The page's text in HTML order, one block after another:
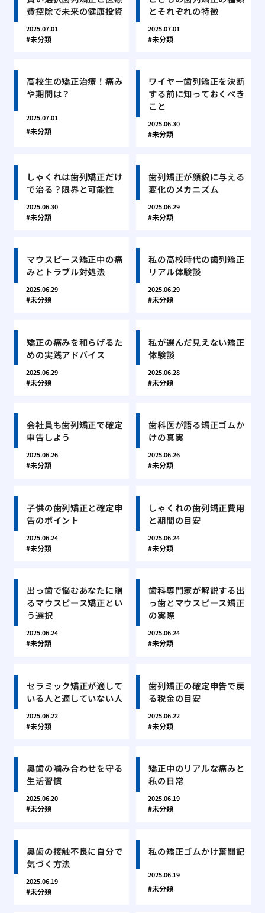
費控除で未来の健康投資
2025.07.01
未分類
とそれぞれの特徴
2025.07.01
未分類
高校生の矯正治療！痛み
や期間は？
2025.07.01
未分類
ワイヤー歯列矯正を決断
する前に知っておくべき
こと
2025.06.30
未分類
しゃくれは歯列矯正だけ
で治る？限界と可能性
2025.06.30
未分類
歯列矯正が顔貌に与える
変化のメカニズム
2025.06.29
未分類
マウスピース矯正中の痛
みとトラブル対処法
2025.06.29
未分類
私の高校時代の歯列矯正
リアル体験談
2025.06.29
未分類
矯正の痛みを和らげるた
めの実践アドバイス
2025.06.29
未分類
私が選んだ見えない矯正
体験談
2025.06.28
未分類
会社員も歯列矯正で確定
申告しよう
2025.06.26
未分類
歯科医が語る矯正ゴムか
けの真実
2025.06.26
未分類
子供の歯列矯正と確定申
告のポイント
2025.06.24
未分類
しゃくれの歯列矯正費用
と期間の目安
2025.06.24
未分類
出っ歯で悩むあなたに贈
るマウスピース矯正とい
う選択
2025.06.24
未分類
歯科専門家が解説する出
っ歯とマウスピース矯正
の実際
2025.06.24
未分類
セラミック矯正が適して
いる人と適していない人
2025.06.22
未分類
歯列矯正の確定申告で戻
る税金の目安
2025.06.22
未分類
奥歯の噛み合わせを守る
生活習慣
2025.06.20
未分類
矯正中のリアルな痛みと
私の日常
2025.06.19
未分類
奥歯の接触不良に自分で
気づく方法
2025.06.19
未分類
私の矯正ゴムかけ奮闘記
2025.06.19
未分類